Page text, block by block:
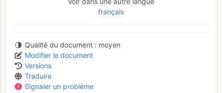
français
Qualité du document
moyen
Modifier le document
Versions
Traduire
Signaler un problème